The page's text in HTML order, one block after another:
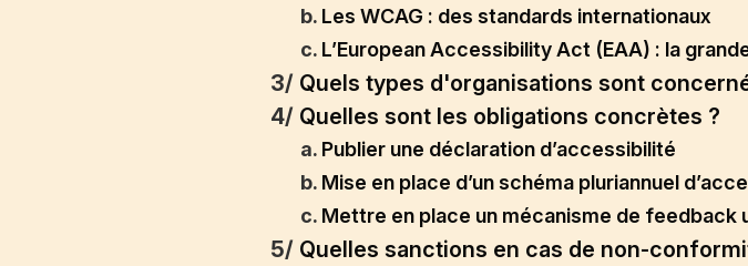
b. Les WCAG : des standards internationaux
c. L’European Accessibility Act (EAA) : la
3/ Quels types d'organisations sont
4/ Quelles sont les obligations concrètes ?
a. Publier une déclaration d’accessibilité
b. Mise en place d’un schéma pluriannuel
c. Mettre en place un mécanisme de feedback
5/ Quelles sanctions en cas de non-